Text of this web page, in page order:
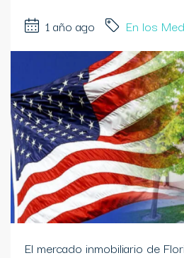
1 año ago En los
El mercado inmobiliario de